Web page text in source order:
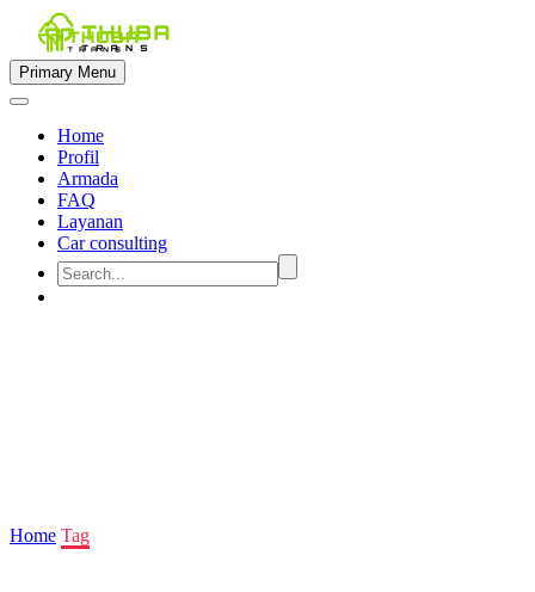
Primary Menu
Home
Profil
Armada
FAQ
Layanan
Car consulting
Home Tag